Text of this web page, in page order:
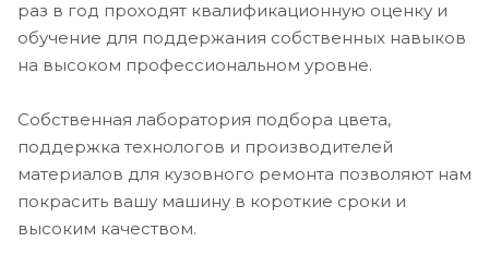
раз в год проходят квалификационную оценку и
обучение для поддержания собственных навыков
на высоком профессиональном уровне.
Собственная лаборатория подбора цвета,
поддержка технологов и производителей
материалов для кузовного ремонта позволяют нам
покрасить вашу машину в короткие сроки и
высоким качеством.